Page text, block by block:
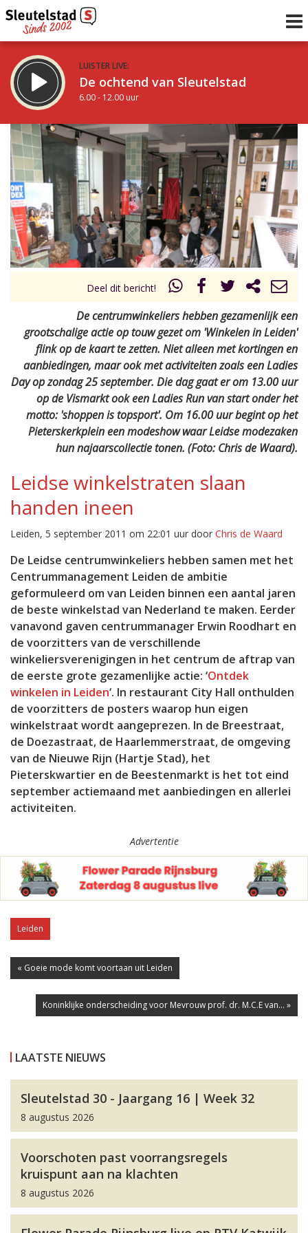
LUISTER LIVE:
De ochtend van Sleutelstad
6.00 - 12.00 uur
STRAKS:
De middag van Sleutelstad
12.00 - 17.00 uur
Vorig uur
uur 1 van 0 Volgend uur
Inklappen
Deel dit bericht!
De centrumwinkeliers hebben gezamenlijk een
grootschalige actie op touw gezet om 'Winkelen in Leiden'
flink op de kaart te zetten. Niet alleen met kortingen en
aanbiedingen, maar ook met activiteiten zoals een Ladies
Day op zondag 25 september. Die dag gaat er om 13.00 uur
op de Vismarkt ook een Ladies Run van start onder het
motto: 'shoppen is topsport'. Om 16.00 uur begint op het
Pieterskerkplein een modeshow waar Leidse modezaken
hun najaarscollectie tonen. (Foto: Chris de Waard).
Leidse winkelstraten slaan
handen ineen
Leiden, 5 september 2011 om 22:01 uur door Chris de Waard
De Leidse centrumwinkeliers hebben samen met het
Centrummanagement Leiden de ambitie
geformuleerd om van Leiden binnen een aantal jaren
de beste winkelstad van Nederland te maken. Eerder
vanavond gaven centrummanager Erwin Roodhart en
de voorzitters van de verschillende
winkeliersverenigingen in het centrum de aftrap van
de eerste grote gezamenlijke actie: ‘Ontdek
winkelen in Leiden‘. In restaurant City Hall onthulden
de voorzitters de posters waarop hun eigen
winkelstraat wordt aangeprezen. In de Breestraat,
de Doezastraat, de Haarlemmerstraat, de omgeving
van de Nieuwe Rijn (Hartje Stad), het
Pieterskwartier en de Beestenmarkt is het tot eind
september actiemaand met aanbiedingen en allerlei
activiteiten.
Advertentie
Leiden
« Goeie mode komt voortaan uit Leiden
Koninklijke onderscheiding voor Mevrouw prof. dr. M.C.E van... »
LAATSTE NIEUWS
Sleutelstad 30 - Jaargang 16 | Week 32
8 augustus 2026
Voorschoten past voorrangsregels
kruispunt aan na klachten
8 augustus 2026